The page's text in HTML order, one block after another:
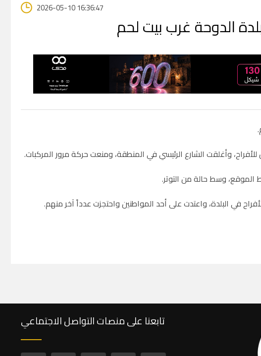
2026-05-10 16:36:47
الدوحة غرب بيت لحم
.
وأغلقت الشارع الرئيسي في المنطقة، ومنعت حركة مرور المركبات.
وسط حالة من التوتر.
في البلدة، واعتدت على أحد المواطنين واحتجزت عدداً آخر منهم.
تابعنا على منصات التواصل الاجتماعي